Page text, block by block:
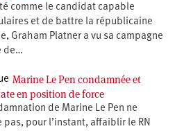
comme le candidat capable
et de battre la républicaine
Graham Platner a vu sa campagne
de…
Marine Le Pen condamnée et
en position de force
de Marine Le Pen ne
pas, pour l’instant, affaiblir le RN